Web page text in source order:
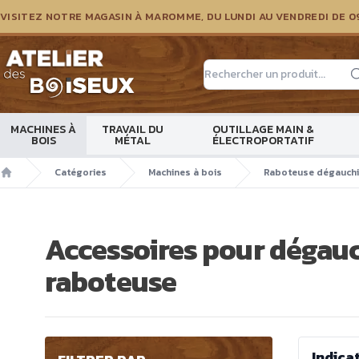
VISITEZ NOTRE MAGASIN À MAROMME, DU LUNDI AU VENDREDI DE
Atelier des boiseux
MACHINES À
BOIS
TRAVAIL DU
MÉTAL
OUTILLAGE MAIN &
ÉLECTROPORTATIF
Accueil
Catégories Machines à bois Raboteuse
Accessoires pour
raboteuse